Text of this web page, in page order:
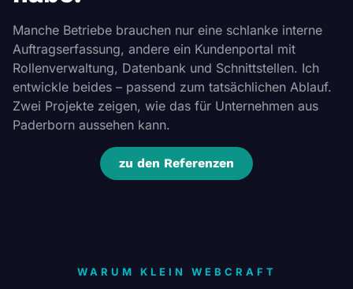
Manche Betriebe brauchen nur eine schlanke interne
Auftragserfassung, andere ein Kundenportal mit
Rollenverwaltung, Datenbank und Schnittstellen. Ich
entwickle beides – passend zum tatsächlichen Ablauf.
Zwei Projekte zeigen, wie das für Unternehmen aus
Paderborn aussehen kann.
zu den Referenzen
WARUM KLEIN WEBCRAFT